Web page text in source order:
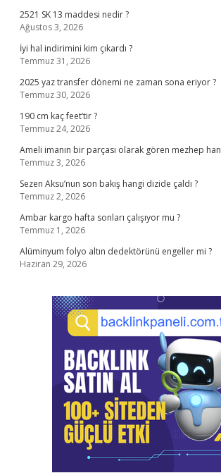
2521 SK 13 maddesi nedir ?
Ağustos 3, 2026
İyi hal indirimini kim çıkardı ?
Temmuz 31, 2026
2025 yaz transfer dönemi ne zaman sona eriyor ?
Temmuz 30, 2026
190 cm kaç feet’tir ?
Temmuz 24, 2026
Ameli imanın bir parçası olarak gören mezhep
Temmuz 3, 2026
Sezen Aksu’nun son bakış hangi dizide çaldı ?
Temmuz 2, 2026
Ambar kargo hafta sonları çalışıyor mu ?
Temmuz 1, 2026
Alüminyum folyo altın dedektörünü engeller mi ?
Haziran 29, 2026